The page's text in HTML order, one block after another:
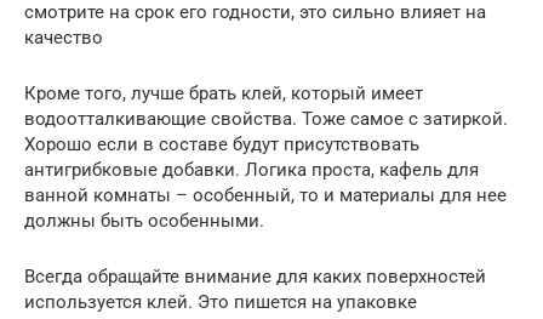
смотрите на срок его годности, это сильно влияет на
качество
Кроме того, лучше брать клей, который имеет
водоотталкивающие свойства. Тоже самое с затиркой.
Хорошо если в составе будут присутствовать
антигрибковые добавки. Логика проста, кафель для
ванной комнаты – особенный, то и материалы для нее
должны быть особенными.
Всегда обращайте внимание для каких поверхностей
используется клей. Это пишется на упаковке